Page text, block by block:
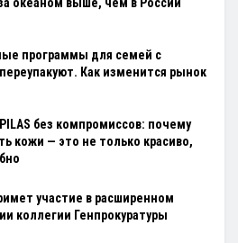
программы для семей с
Как изменится рынок
без компромиссов: почему
кожи — это не только красиво,
участие в расширенном
коллегии Генпрокуратуры